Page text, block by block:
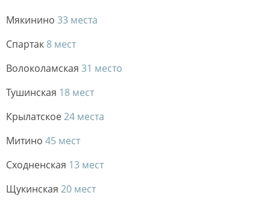
Мякинино 33 места
Спартак 8 мест
Волоколамская 31 место
Тушинская 18 мест
Крылатское 24 места
Митино 45 мест
Сходненская 13 мест
Щукинская 20 мест